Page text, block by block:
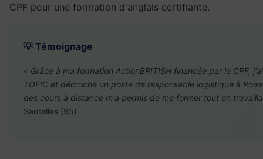
CPF pour une formation d'anglais certifiante.
💡 Témoignage
« Grâce à ma formation ActionBRITISH financée par le CPF,
TOEIC et décroché un poste de responsable logistique à
des cours à distance m'a permis de me former tout en
Sarcelles (95)